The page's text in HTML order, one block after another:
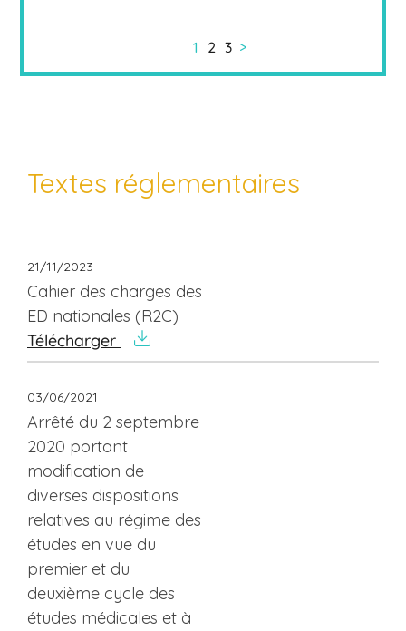
1 2 3 >
Textes réglementaires
21/11/2023
Cahier des charges des
ED nationales (R2C)
Télécharger
03/06/2021
Arrêté du 2 septembre
2020 portant
modification de
diverses dispositions
relatives au régime des
études en vue du
premier et du
deuxième cycle des
études médicales et à